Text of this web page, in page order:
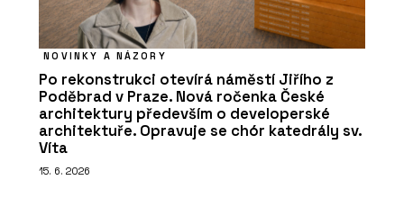
NOVINKY A NÁZORY
Po rekonstrukci otevírá náměstí Jiřího z
Poděbrad v Praze. Nová ročenka České
architektury především o developerské
architektuře. Opravuje se chór katedrály sv.
Víta
15. 6. 2026